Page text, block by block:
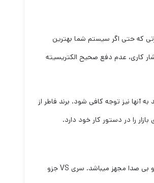
که حتی اگر سیستم شما بهترین
کاری، عدم دفع صحیح الکتریسیته
آنها نیز توجه کافی شود. برند فاطر از
را در دستور کار خود دارد.
پاور های این برند از استاندارد های بین المللی سطح بالایی پشتیبانی میکند و تمام مدل های آن به قابلیت Active PFC ، نوسان گیر جریان برق، محافظ و فن تهویه قدرتمند و بی صدا مجهز میباشد. سری VS جزو